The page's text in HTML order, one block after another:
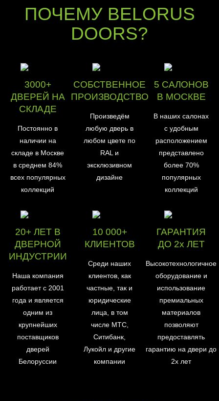
ПОЧЕМУ BELORUS
DOORS?
3000+
ДВЕРЕЙ НА
СКЛАДЕ
Постоянно в
наличии на
складе в Москве
в среднем 84%
всех популярных
коллекций
СОБСТВЕННОЕ
ПРОИЗВОДСТВО
Произведём
любую дверь в
любом цвете по
RAL и
эксклюзивном
дизайне
5 САЛОНОВ
В МОСКВЕ
В наших салонах
с удобным
расположением
представлено
более 70%
популярных
коллекций
20+ ЛЕТ В
ДВЕРНОЙ
ИНДУСТРИИ
Наша компания
работает с 2001
года и является
одним из
крупнейших
поставщиков
дверей
Белоруссии
10 000+
КЛИЕНТОВ
Среди наших
клиентов, как
частные, так и
юридические
лица, в том
числе МТС,
Ситибанк,
Лукойл и другие
компании
ГАРАНТИЯ
ДО 2х ЛЕТ
Высокотехнологичное
оборудование и
использование
премиальных
материалов
позволяют
предоставлять
гарантию на двери до
2х лет